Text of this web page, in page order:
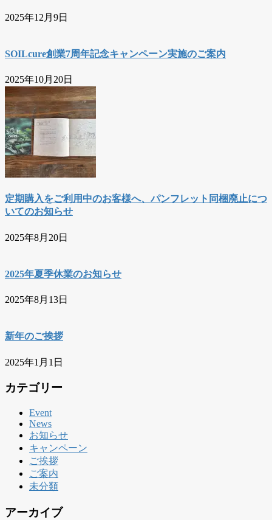
2025年12月9日
SOILcure創業7周年記念キャンペーン実施のご案内
2025年10月20日
定期購入をご利用中のお客様へ、パンフレット同梱廃止につ
いてのお知らせ
2025年8月20日
2025年夏季休業のお知らせ
2025年8月13日
新年のご挨拶
2025年1月1日
カテゴリー
Event
News
お知らせ
キャンペーン
ご挨拶
ご案内
未分類
アーカイブ